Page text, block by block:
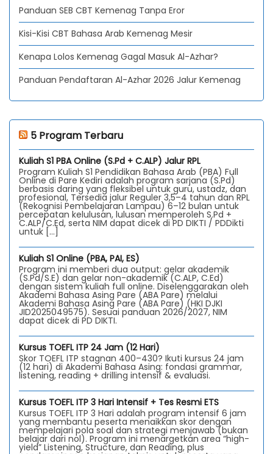
Panduan SEB CBT Kemenag Tanpa Eror
Kisi-Kisi CBT Bahasa Arab Kemenag Mesir
Kenapa Lolos Kemenag Gagal Masuk Al-Azhar?
Panduan Pendaftaran Al-Azhar 2026 Jalur Kemenag
5 Program Terbaru
Kuliah S1 PBA Online (S.Pd + C.ALP) Jalur RPL
Program Kuliah S1 Pendidikan Bahasa Arab (PBA) Full
Online di Pare Kediri adalah program sarjana (S.Pd)
berbasis daring yang fleksibel untuk guru, ustadz, dan
profesional, Tersedia jalur Reguler 3,5–4 tahun dan RPL
(Rekognisi Pembelajaran Lampau) 6–12 bulan untuk
percepatan kelulusan, lulusan memperoleh S.Pd +
C.ALP/C.Ed, serta NIM dapat dicek di PD DIKTI / PDDikti
untuk […]
Kuliah S1 Online (PBA, PAI, ES)
Program ini memberi dua output: gelar akademik
(S.Pd/S.E) dan gelar non-akademik (C.ALP, C.Ed)
dengan sistem kuliah full online. Diselenggarakan oleh
Akademi Bahasa Asing Pare (ABA Pare) melalui
Akademi Bahasa Asing Pare (ABA Pare) (HKI DJKI
JID2025049575). Sesuai panduan 2026/2027, NIM
dapat dicek di PD DIKTI.
Kursus TOEFL ITP 24 Jam (12 Hari)
Skor TOEFL ITP stagnan 400–430? Ikuti kursus 24 jam
(12 hari) di Akademi Bahasa Asing: fondasi grammar,
listening, reading + drilling intensif & evaluasi.
Kursus TOEFL ITP 3 Hari Intensif + Tes Resmi ETS
Kursus TOEFL ITP 3 Hari adalah program intensif 6 jam
yang membantu peserta menaikkan skor dengan
mempelajari pola soal dan strategi menjawab (bukan
belajar dari nol). Program ini menargetkan area “high-
yield” Listening, Structure, dan Reading, plus